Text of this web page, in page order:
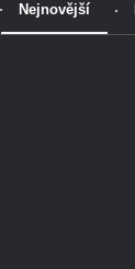
Nejnovější